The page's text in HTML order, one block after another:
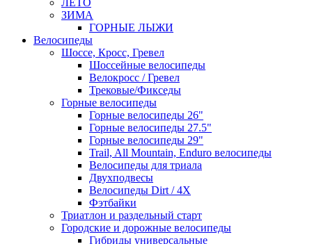
ЗИМА
ГОРНЫЕ ЛЫЖИ
Велосипеды
Шоссе, Кросс, Гревел
Шоссейные велосипеды
Велокросс / Гревел
Трековые/Фикседы
Горные велосипеды
Горные велосипеды 26"
Горные велосипеды 27.5"
Горные велосипеды 29"
Trail, All Mountain, Enduro велосипеды
Велосипеды для триала
Двухподвесы
Велосипеды Dirt / 4X
Фэтбайки
Триатлон и раздельный старт
Городские и дорожные велосипеды
Гибриды универсальные